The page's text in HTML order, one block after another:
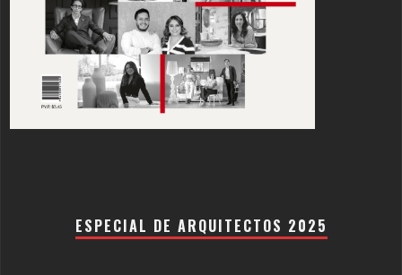
ESPECIAL DE ARQUITECTOS 2025